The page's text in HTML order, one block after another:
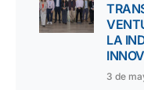
LA
3 de